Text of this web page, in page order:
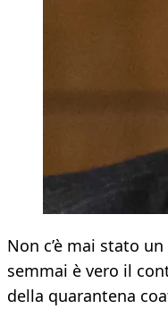
Non c’è mai stato
semmai è vero il
della quarantena